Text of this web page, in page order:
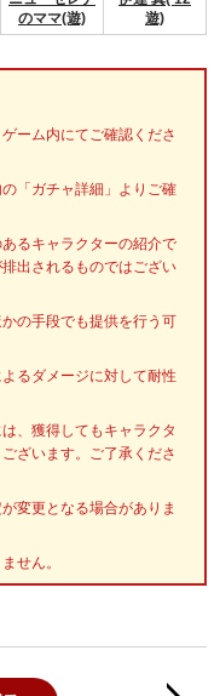
のママ(遊)
遊)
ーム内にてご確認くださ
「ガチャ詳細」よりご確
るキャラクターの紹介で
出されるものではござい
の手段でも提供を行う可
るダメージに対して耐性
、獲得してもキャラクタ
ざいます。ご了承くださ
変更となる場合がありま
せん。